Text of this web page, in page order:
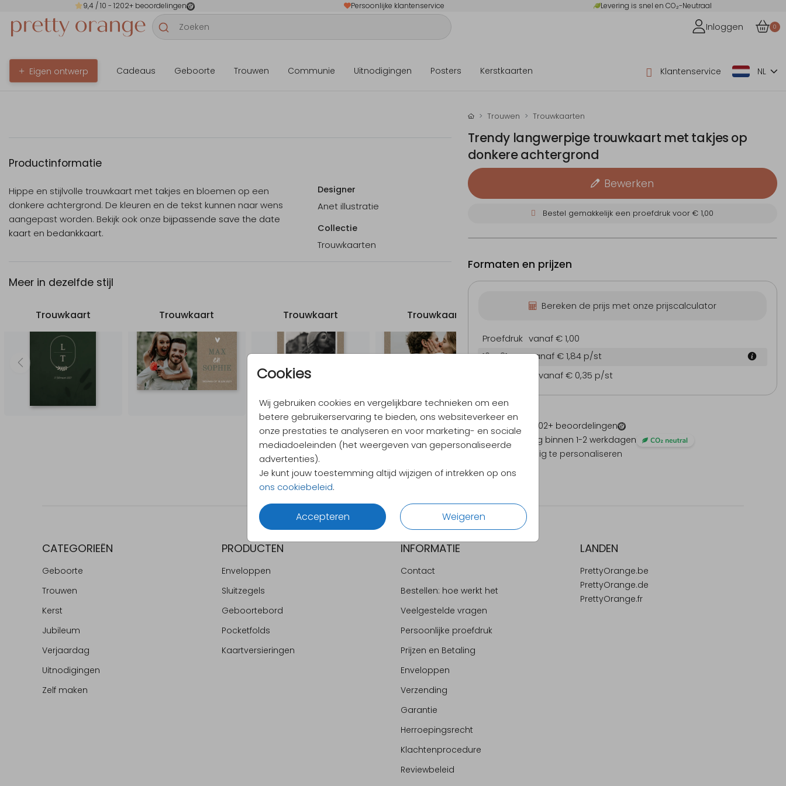
9,4/ 10 - 1202+ beoordelingen Persoonlijke klantenservice Levering is snel en CO₂-Neutraal
Inloggen 0
Eigen ontwerp Cadeaus Geboorte Trouwen Communie Uitnodigingen Posters Kerstkaarten Klantenservice NL
Cookies
Wij gebruiken cookies en vergelijkbare technieken om een
betere gebruikerservaring te bieden, ons websiteverkeer en
onze prestaties te analyseren en voor marketing- en sociale
mediadoeleinden (het weergeven van gepersonaliseerde
advertenties).
Je kunt jouw toestemming altijd wijzigen of intrekken op ons
ons cookiebeleid.
Accepteren Weigeren
Productinformatie
Hippe en stijlvolle trouwkaart met takjes en bloemen op een
donkere achtergrond. De kleuren en de tekst kunnen naar wens
aangepast worden. Bekijk ook onze bijpassende save the date
kaart en bedankkaart.
Designer
Anet illustratie
Collectie
Trouwkaarten
Meer in dezelfde stijl
Trouwkaart Trouwkaart Trouwkaart Trouwkaart
Trouwen Trouwkaarten
Trendy langwerpige trouwkaart met takjes op
donkere achtergrond
Bewerken
Bestel gemakkelijk een proefdruk voor€ 1,00
/ 10 - 1202+ beoordelingen
Verzending binnen 1-2 werkdagen
Alles volledig te personaliseren
Formaten en prijzen
Bereken de prijs met onze prijscalculator
Proefdruk vanaf € 1,00
10 × 21 cm vanaf € 1,84 p/st
vanaf € 0,35 p/st
CATEGORIEËN
Geboorte
Trouwen
Kerst
Jubileum
Verjaardag
Uitnodigingen
Zelf maken
PRODUCTEN
Enveloppen
Sluitzegels
Geboortebord
Pocketfolds
Kaartversieringen
INFORMATIE
Contact
Bestellen: hoe werkt het
Veelgestelde vragen
Persoonlijke proefdruk
Prijzen en Betaling
Enveloppen
Verzending
Garantie
Herroepingsrecht
Klachtenprocedure
Reviewbeleid
LANDEN
PrettyOrange.be
PrettyOrange.de
PrettyOrange.fr